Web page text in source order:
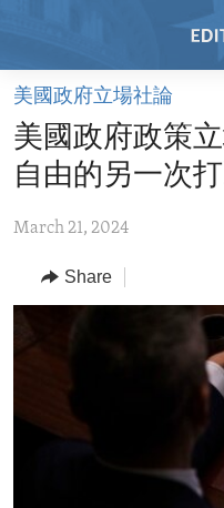
Skip
main
content
to
Navigation
Skip
HOME
VIDEO
REGIONS
AFRICA
MIDDLE EAST
TOPICS
SECURITY AND
AID AND DEVELOPMENT
DEMOCRACY AND
ECONOMY AND TRADE
FOLLOW US
美國政府立場社論
美國政府政策
自由的另一次
March 21, 2024
Share